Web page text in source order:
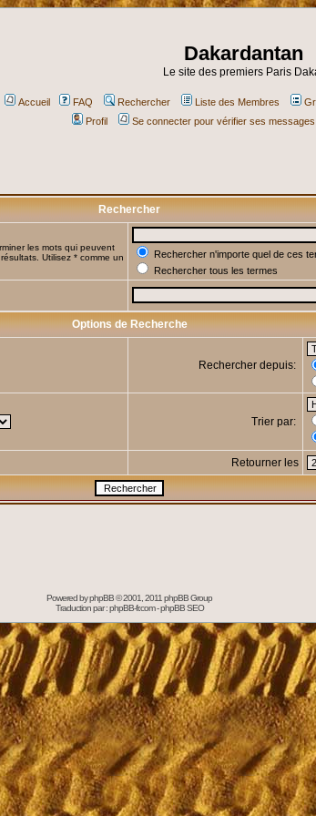
Dakardantan
Le site des premiers Paris
Accueil FAQ Rechercher Liste des Membres
Profil
Se connecter pour vérifier ses
Rechercher
les mots qui peuvent
Utilisez * comme un
Rechercher n'importe quel de ces
Rechercher tous les termes
Options de Recherche
Rechercher depuis:
Trier par:
Retourner les
Powered byphpBB© 2001, 2011 phpBB Group
Traduction par :phpBB-fr.com-phpBB SEO